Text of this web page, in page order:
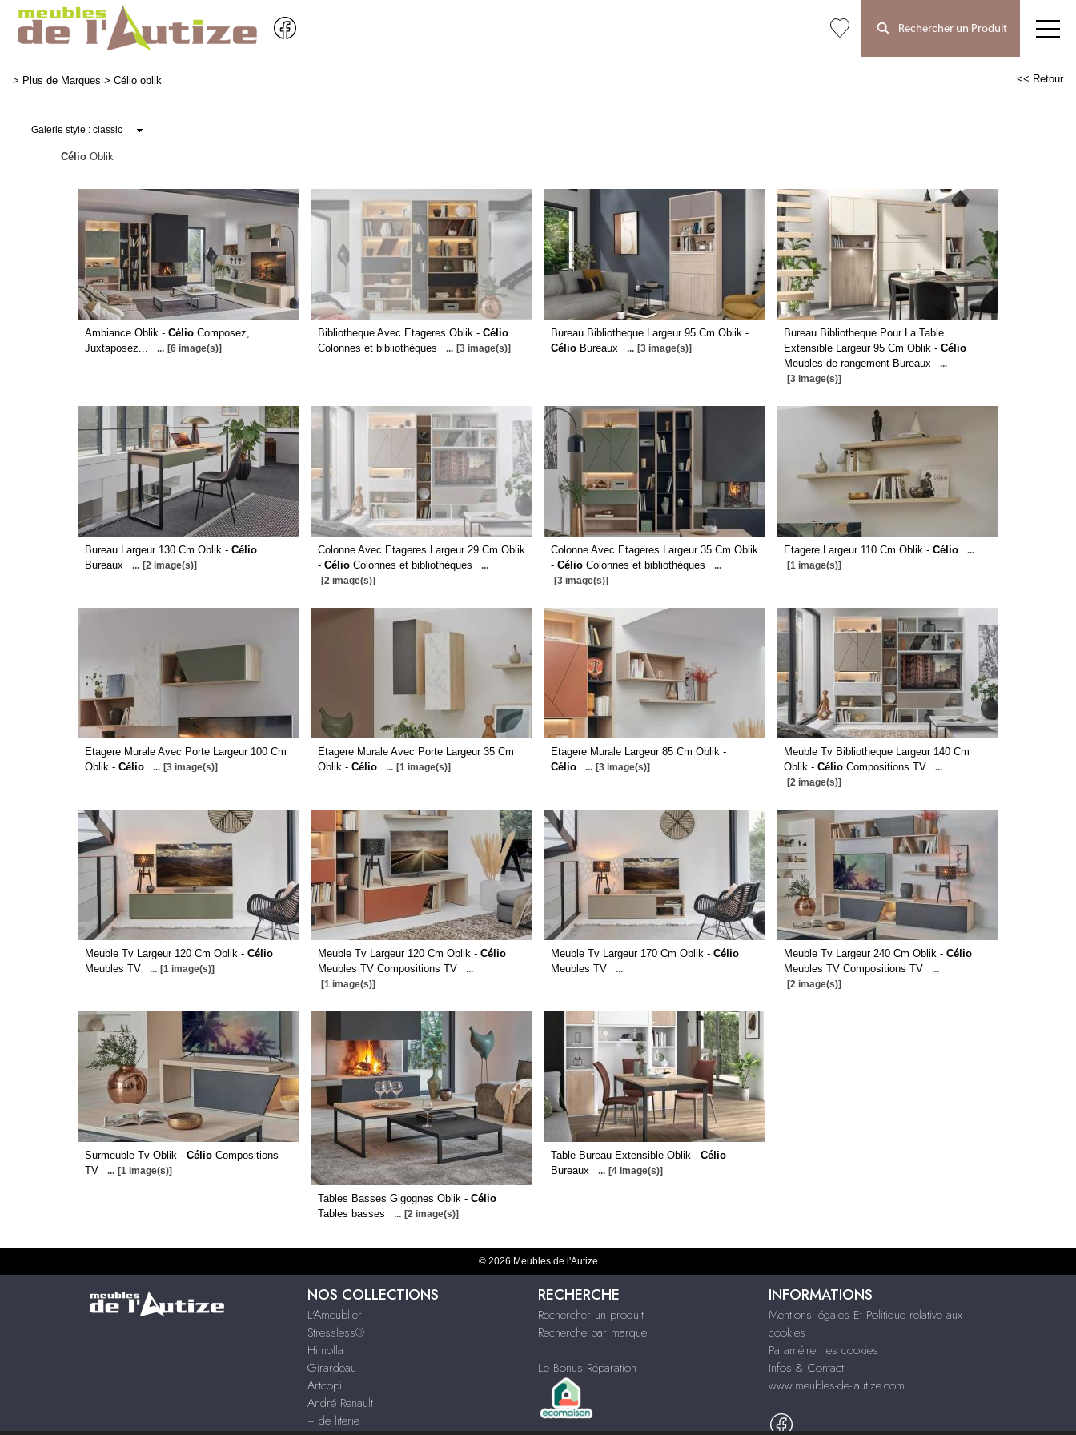
Rechercher un Produit
> Plus de Marques > Célio oblik << Retour
Célio Oblik
Ambiance Oblik - Célio Composez,
Juxtaposez...
... [6 image(s)]
Bibliotheque Avec Etageres Oblik - Célio
Colonnes et bibliothèques
... [3 image(s)]
Bureau Bibliotheque Largeur 95 Cm Oblik -
Célio Bureaux ... [3 image(s)]
Bureau Bibliotheque Pour La Table
Extensible Largeur 95 Cm Oblik - Célio
Meubles de rangement Bureaux
...
[3 image(s)]
Bureau Largeur 130 Cm Oblik - Célio
Bureaux
... [2 image(s)]
Colonne Avec Etageres Largeur 29 Cm Oblik
- Célio Colonnes et bibliothèques
...
[2 image(s)]
Colonne Avec Etageres Largeur 35 Cm Oblik
- Célio Colonnes et bibliothèques
...
[3 image(s)]
Etagere Largeur 110 Cm Oblik - Célio
...
[1 image(s)]
Etagere Murale Avec Porte Largeur 100 Cm
Oblik - Célio ... [3 image(s)]
Etagere Murale Avec Porte Largeur 35 Cm
Oblik - Célio ... [1 image(s)]
Etagere Murale Largeur 85 Cm Oblik -
Célio
... [3 image(s)]
Meuble Tv Bibliotheque Largeur 140 Cm
Oblik - Célio Compositions TV
...
[2 image(s)]
Meuble Tv Largeur 120 Cm Oblik - Célio
Meubles TV
... [1 image(s)]
Meuble Tv Largeur 120 Cm Oblik - Célio
Meubles TV Compositions TV
...
[1 image(s)]
Meuble Tv Largeur 170 Cm Oblik - Célio
Meubles TV
...
Meuble Tv Largeur 240 Cm Oblik - Célio
Meubles TV Compositions TV
...
[2 image(s)]
Surmeuble Tv Oblik - Célio Compositions
TV
... [1 image(s)]
Tables Basses Gigognes Oblik - Célio
Tables basses
... [2 image(s)]
Table Bureau Extensible Oblik - Célio
Bureaux
... [4 image(s)]
© 2026 Meubles de l'Autize
NOS COLLECTIONS
L'Ameublier
Stressless®
Himolla
Girardeau
Artcopi
André Renault
+ de literie
RECHERCHE
Rechercher un produit
Recherche par marque
Le Bonus Réparation
INFORMATIONS
Mentions légales Et Politique relative aux
cookies
Paramétrer les cookies
Infos & Contact
www.meubles-de-lautize.com